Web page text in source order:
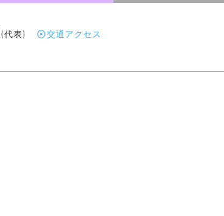
(代表) 交通アクセス